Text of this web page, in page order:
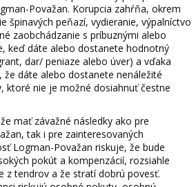
Považan. Korupcia zahŕňa, okrem
špinavých peňazí, vydieranie, výpalníctvo
zaobchádzanie s príbuznými alebo
keď dáte alebo dostanete hodnotný
dar/ peniaze alebo úver) a vďaka
dáte alebo dostanete nenáležité
ktoré nie je možné dosiahnuť čestne
mať závažné následky ako pre
tak i pre zainteresovaných
Logman-Považan riskuje, že bude
pokút a kompenzácií, rozsiahle
z tendrov a že stratí dobrú povesť.